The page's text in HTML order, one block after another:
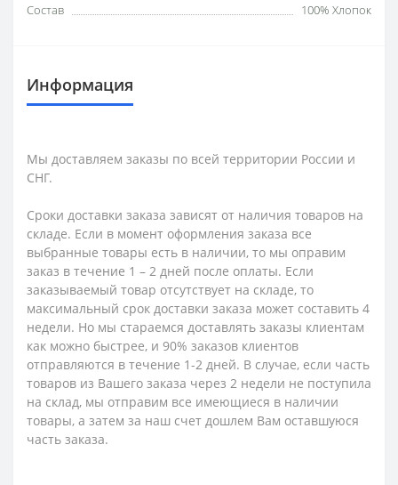
Состав
100% Хлопок
Информация
Мы доставляем заказы по всей территории России и
СНГ.
Сроки доставки заказа зависят от наличия товаров на
складе. Если в момент оформления заказа все
выбранные товары есть в наличии, то мы оправим
заказ в течение 1 – 2 дней после оплаты. Если
заказываемый товар отсутствует на складе, то
максимальный срок доставки заказа может составить 4
недели. Но мы стараемся доставлять заказы клиентам
как можно быстрее, и 90% заказов клиентов
отправляются в течение 1-2 дней. В случае, если часть
товаров из Вашего заказа через 2 недели не поступила
на склад, мы отправим все имеющиеся в наличии
товары, а затем за наш счет дошлем Вам оставшуюся
часть заказа.